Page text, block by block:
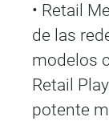
• Retail
de las
modelos
Retail
potente